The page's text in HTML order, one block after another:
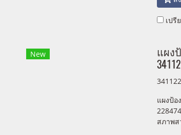
เปรี
New
แผง
แผงป้อ
สภาพ